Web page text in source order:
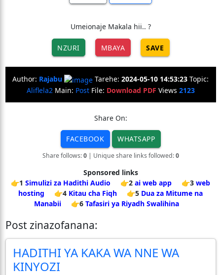
Umeionaje Makala hii.. ?
NZURI MBAYA SAVE
Author: Rajabu Tarehe: 2024-05-10 14:53:23 Topic:
Aliflela2 Main: PostFile: Download PDF Views 2123
Share On:
FACEBOOK WHATSAPP
Share follows:0| Unique share links followed:0
Sponsored links
👉1 Simulizi za Hadithi Audio 👉2 ai web app 👉3 web
hosting
👉4 Kitau cha Fiqh 👉5 Dua za Mitume na
Manabii
👉6 Tafasiri ya Riyadh Swalihina
Post zinazofanana:
HADITHI YA KAKA WA NNE WA
KINYOZI